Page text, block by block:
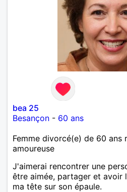
bea 25
Besançon - 60 ans
Femme divorcé(e) de 60 ans
amoureuse
J'aimerai rencontrer une
être aimée, partager et avoir
ma tête sur son épaule.